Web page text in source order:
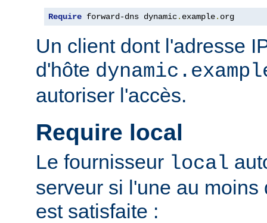
Require forward-dns dynamic. example. org
Un client dont l'adresse
d'hôte
autoriser l'accès.
Require local
Le fournisseur local
serveur si l'une au
est satisfaite :